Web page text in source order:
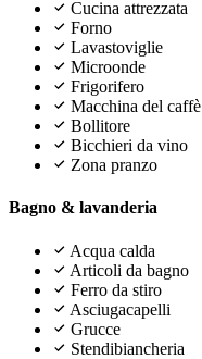
Cucina attrezzata
Forno
Lavastoviglie
Microonde
Frigorifero
Macchina del caffè
Bollitore
Bicchieri da vino
Zona pranzo
Bagno & lavanderia
Acqua calda
Articoli da bagno
Ferro da stiro
Asciugacapelli
Grucce
Stendibiancheria